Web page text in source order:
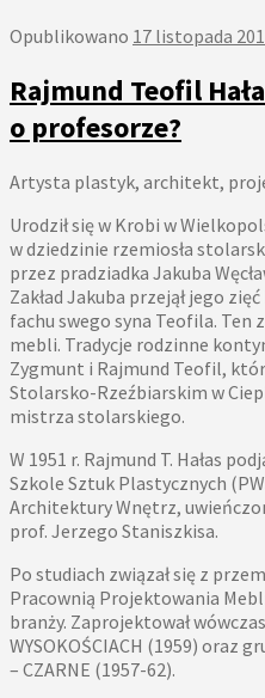
Opublikowano 17 listopada
Rajmund Teofil
o profesorze?
Artysta plastyk, architekt,
Urodził się w Krobi w
w dziedzinie rzemiosła
przez pradziadka Jakuba
Zakład Jakuba przejął jego
fachu swego syna Teofila. Ten
mebli. Tradycje rodzinne
Zygmunt i Rajmund Teofil,
Stolarsko-Rzeźbiarskim w
mistrza stolarskiego.
W 1951 r. Rajmund T. Hałas
Szkole Sztuk Plastycznych
Architektury Wnętrz,
prof. Jerzego Staniszkisa.
Po studiach związał się z
Pracownią Projektowania
branży. Zaprojektował
WYSOKOŚCIACH (1959) oraz
– CZARNE (1957-62).